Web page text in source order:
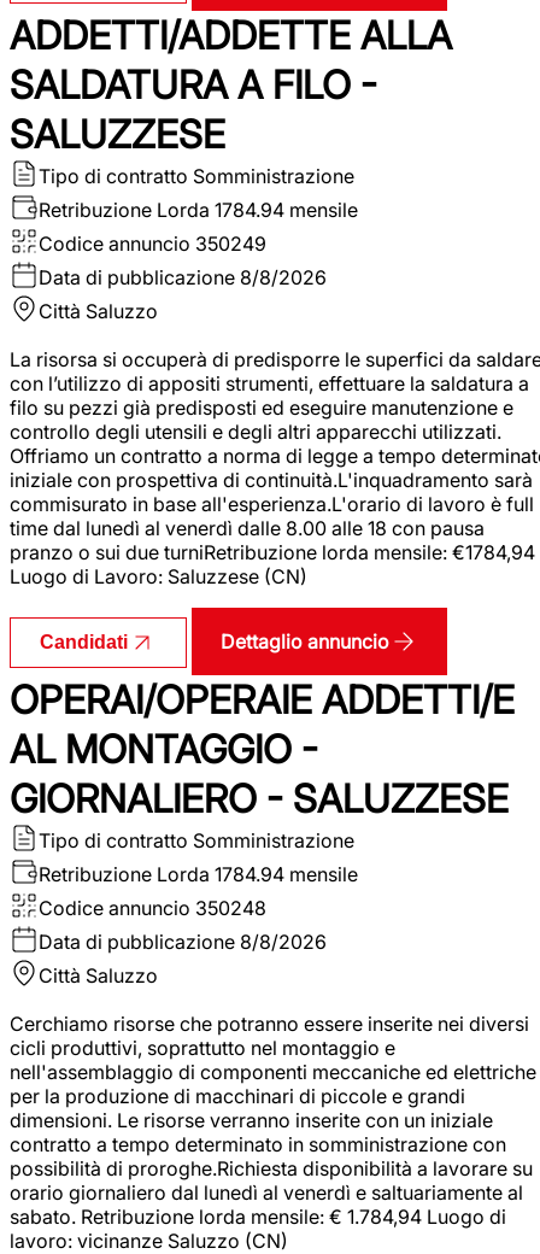
ADDETTI/ADDETTE ALLA
SALDATURA A FILO -
SALUZZESE
Tipo di contratto Somministrazione
Retribuzione Lorda 1784.94 mensile
Codice annuncio 350249
Data di pubblicazione 8/8/2026
Città Saluzzo
La risorsa si occuperà di predisporre le superfici da
con l’utilizzo di appositi strumenti, effettuare la saldatura a
filo su pezzi già predisposti ed eseguire manutenzione e
controllo degli utensili e degli altri apparecchi utilizzati.
Offriamo un contratto a norma di legge a tempo
iniziale con prospettiva di continuità.L'inquadramento sarà
commisurato in base all'esperienza.L'orario di lavoro è full
time dal lunedì al venerdì dalle 8.00 alle 18 con pausa
pranzo o sui due turniRetribuzione lorda mensile: €1784,94
Luogo di Lavoro: Saluzzese (CN)
Candidati Dettaglio annuncio
OPERAI/OPERAIE ADDETTI/E
AL MONTAGGIO -
GIORNALIERO - SALUZZESE
Tipo di contratto Somministrazione
Retribuzione Lorda 1784.94 mensile
Codice annuncio 350248
Data di pubblicazione 8/8/2026
Città Saluzzo
Cerchiamo risorse che potranno essere inserite nei diversi
cicli produttivi, soprattutto nel montaggio e
nell'assemblaggio di componenti meccaniche ed elettriche
per la produzione di macchinari di piccole e grandi
dimensioni. Le risorse verranno inserite con un iniziale
contratto a tempo determinato in somministrazione con
possibilità di proroghe.Richiesta disponibilità a lavorare su
orario giornaliero dal lunedì al venerdì e saltuariamente al
sabato. Retribuzione lorda mensile: € 1.784,94 Luogo di
lavoro: vicinanze Saluzzo (CN)